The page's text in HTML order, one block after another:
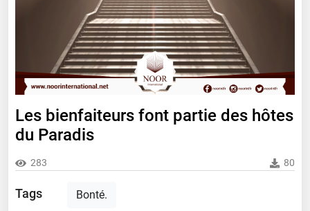
Les bienfaiteurs font partie des hôtes
du Paradis
283 80
Tags Bonté.